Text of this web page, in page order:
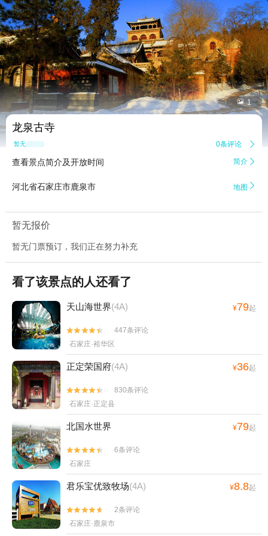
 1
龙泉古寺
暂无点评 0条评论 
查看景点简介及开放时间 简介 
河北省石家庄市鹿泉市 地图 
暂无报价
暂无门票预订，我们正在努力补充
看了该景点的人还看了
天山海世界(4A) ¥79起


447条评论
石家庄·裕华区
正定荣国府(4A) ¥36起


830条评论
石家庄·正定县
北国水世界 ¥79起


6条评论
石家庄
君乐宝优致牧场(4A) ¥8.8起


2条评论
石家庄·鹿泉市
